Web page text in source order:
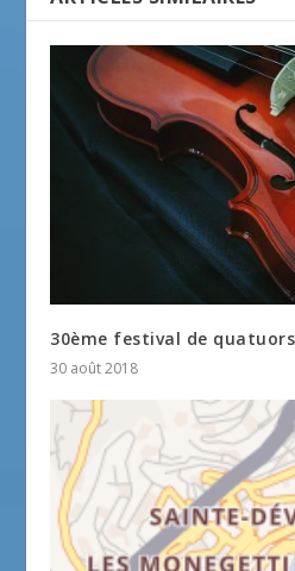
30ème festival de quatuors
30 août 2018